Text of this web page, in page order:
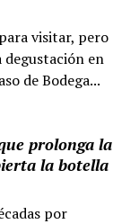
visitar, pero
en
de Bodega...
prolonga la
la botella
por